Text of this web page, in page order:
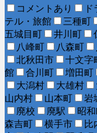
コメントあり
テル・旅館
三種町
五城目町
井川町
八峰町
八森町
北秋田市
十文字
館
合川町 増田町
大潟村
大雄村
山内村
山本町 岩
廃校
廃駅 昭
森吉町
横手市 比